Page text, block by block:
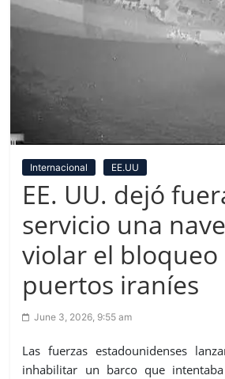
Internacional EE.UU
EE. UU. dejó
servicio una
violar el bloqueo
puertos iraníes
June 3, 2026, 9:55 am
Las fuerzas estadounidenses
inhabilitar un barco que